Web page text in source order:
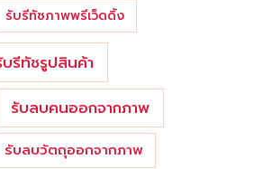
รับรีทัชภาพพรีเว็ดดิ้ง
บรีทัชรูปสินค้า
รับลบคนออกจากภาพ
รับลบวัตถุออกจากภาพ